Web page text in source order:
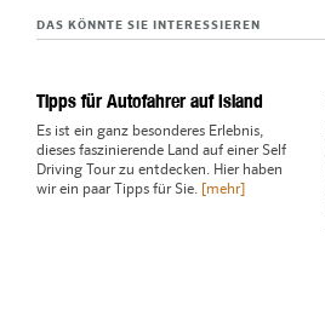
DAS KÖNNTE SIE INTERESSIEREN
Tipps für Autofahrer auf Island
Es ist ein ganz besonderes Erlebnis,
dieses faszinierende Land auf einer Self
Driving Tour zu entdecken. Hier haben
wir ein paar Tipps für Sie. [mehr]